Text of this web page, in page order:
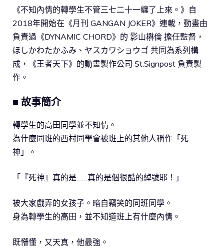
《不知內情的轉學生不管三七二十一纏了上來。》自
2018年開始在《月刊 GANGAN JOKER》連載，動畫由
負責過《DYNAMIC CHORD》的 影山楙倫 擔任監督，
ほしかわたかふみ、ヤスカワショウゴ 共同為系列構
成，《王者天下》的動畫製作公司 St.Signpost 負責製
作。
■ 故事簡介
轉學生的高田同學並不知情。
為什麼同班的西村同學會被班上的其他人稱作「死
神」。
「『死神』真的是……真的是個很酷的綽號耶！」
被大家戲弄的女孩子。暗自竊笑的同班同學。
身為轉學生的高田，並不知道班上有什麼內情。
既懵懂，又天真，他最強。